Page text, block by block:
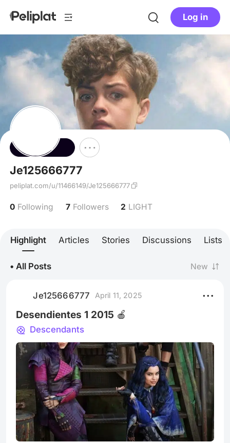
Log in
Follow
Je125666777
peliplat.com/u/11466149/Je125666777
0 Following 7 Followers 2 LIGHT
Highlight Articles Stories Discussions Lists
• All Posts New
Je125666777 April 11, 2025
Desendientes 1 2015 🍎
Descendants